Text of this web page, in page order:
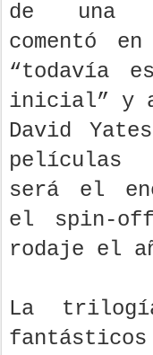
de una
comentó
“todavía
inicial” y
David
películas
será el
el spin-
rodaje el
La